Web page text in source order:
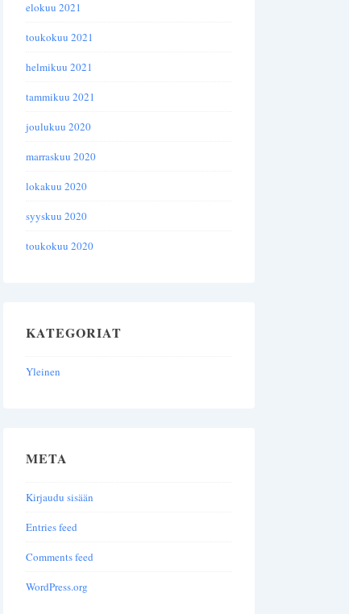
elokuu 2021
toukokuu 2021
helmikuu 2021
tammikuu 2021
joulukuu 2020
marraskuu 2020
lokakuu 2020
syyskuu 2020
toukokuu 2020
KATEGORIAT
Yleinen
META
Kirjaudu sisään
Entries feed
Comments feed
WordPress.org